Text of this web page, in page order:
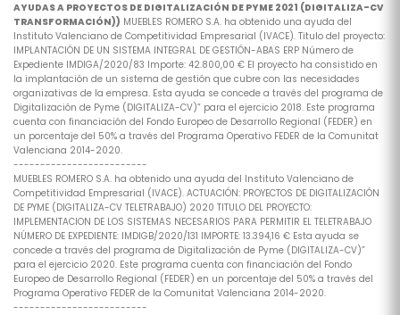
AYUDAS A PROYECTOS DE DIGITALIZACIÓN DE PYME 2021 (DIGITALIZA-CV
TRANSFORMACIÓN)) MUEBLES ROMERO S.A. ha obtenido una ayuda del
Instituto Valenciano de Competitividad Empresarial (IVACE). Titulo del proyecto:
IMPLANTACIÓN DE UN SISTEMA INTEGRAL DE GESTIÓN-ABAS ERP Número de
Expediente IMDIGA/2020/83 Importe: 42.800,00 € El proyecto ha consistido en
la implantación de un sistema de gestión que cubre con las necesidades
organizativas de la empresa. Esta ayuda se concede a través del programa de
Digitalización de Pyme (DIGITALIZA-CV)” para el ejercicio 2018. Este programa
cuenta con financiación del Fondo Europeo de Desarrollo Regional (FEDER) en
un porcentaje del 50% a través del Programa Operativo FEDER de la Comunitat
Valenciana 2014-2020.
-------------------------
MUEBLES ROMERO S.A. ha obtenido una ayuda del Instituto Valenciano de
Competitividad Empresarial (IVACE). ACTUACIÓN: PROYECTOS DE DIGITALIZACIÓN
DE PYME (DIGITALIZA-CV TELETRABAJO) 2020 TITULO DEL PROYECTO:
IMPLEMENTACION DE LOS SISTEMAS NECESARIOS PARA PERMITIR EL TELETRABAJO
NÚMERO DE EXPEDIENTE: IMDIGB/2020/131 IMPORTE: 13.394,16 € Esta ayuda se
concede a través del programa de Digitalización de Pyme (DIGITALIZA-CV)”
para el ejercicio 2020. Este programa cuenta con financiación del Fondo
Europeo de Desarrollo Regional (FEDER) en un porcentaje del 50% a través del
Programa Operativo FEDER de la Comunitat Valenciana 2014-2020.
-------------------------